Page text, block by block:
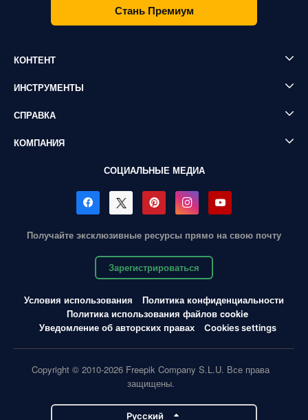
Стань Премиум
КОНТЕНТ
ИНСТРУМЕНТЫ
СПРАВКА
КОМПАНИЯ
СОЦИАЛЬНЫЕ МЕДИА
Получайте эксклюзивные ресурсы прямо на свою почту
Зарегистрироваться
Условия использования
Политика конфиденциальности
Политика использования файлов cookie
Уведомление об авторских правах
Cookies settings
Copyright © 2010-2026 Freepik Company S.L.U. Все права
защищены.
Pусский